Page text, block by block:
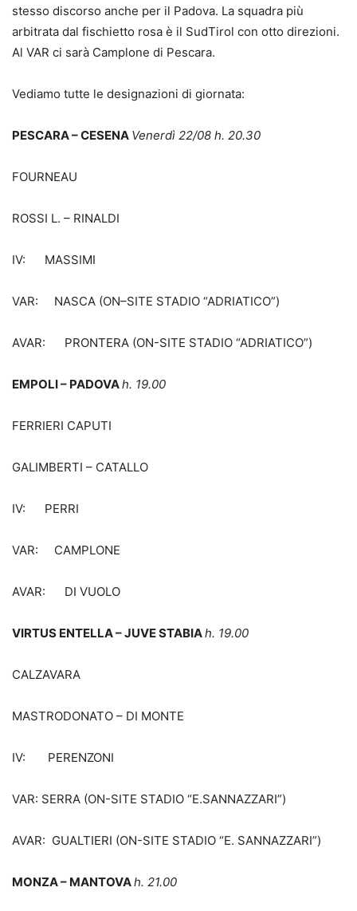
stesso discorso anche per il Padova. La squadra più
arbitrata dal fischietto rosa è il SudTirol con otto direzioni.
Al VAR ci sarà Camplone di Pescara.
Vediamo tutte le designazioni di giornata:
PESCARA – CESENA Venerdì 22/08 h. 20.30
FOURNEAU
ROSSI L. – RINALDI
IV: MASSIMI
VAR: NASCA (ON–SITE STADIO “ADRIATICO”)
AVAR: PRONTERA (ON-SITE STADIO “ADRIATICO”)
EMPOLI – PADOVAh. 19.00
FERRIERI CAPUTI
GALIMBERTI – CATALLO
IV: PERRI
VAR: CAMPLONE
AVAR: DI VUOLO
VIRTUS ENTELLA – JUVE STABIAh. 19.00
CALZAVARA
MASTRODONATO – DI MONTE
IV: PERENZONI
VAR: SERRA (ON-SITE STADIO “E.SANNAZZARI”)
AVAR: GUALTIERI (ON-SITE STADIO “E. SANNAZZARI”)
MONZA – MANTOVAh. 21.00